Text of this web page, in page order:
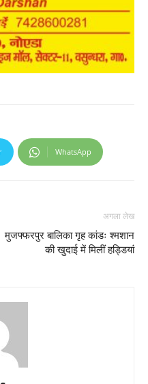
WhatsApp
अगला लेख
मुजफ्फरपुर बालिका गृह कांडः श्मशान
की खुदाई में मिलीं हड्डियां